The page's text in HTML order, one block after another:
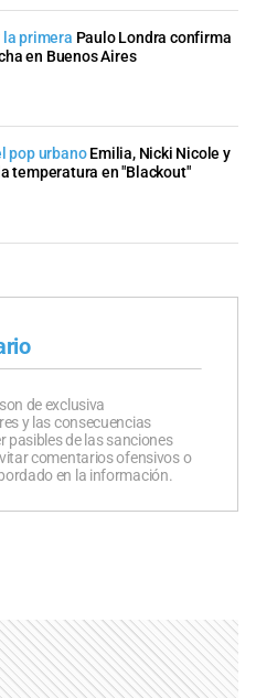
primera Paulo Londra confirma
en Buenos Aires
pop urbano Emilia, Nicki Nicole y
temperatura en "Blackout"
de exclusiva
y las consecuencias
pasibles de las sanciones
comentarios ofensivos o
en la información.